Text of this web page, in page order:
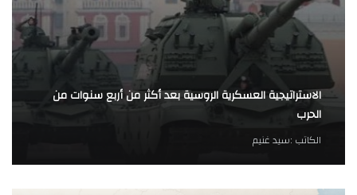
الاستراتيجية العسكرية الروسية بعد أكثر من أربع سنوات من
الحرب
الكاتب :سيد غنيم